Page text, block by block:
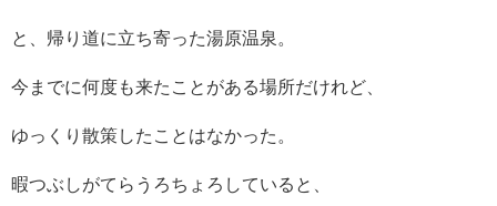
と、帰り道に立ち寄った湯原温泉。
今までに何度も来たことがある場所だけれど、
ゆっくり散策したことはなかった。
暇つぶしがてらうろちょろしていると、